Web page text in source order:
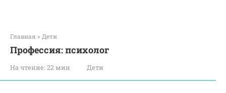
Главная » Дети
Профессия: психолог
На чтение: 22 мин Дети